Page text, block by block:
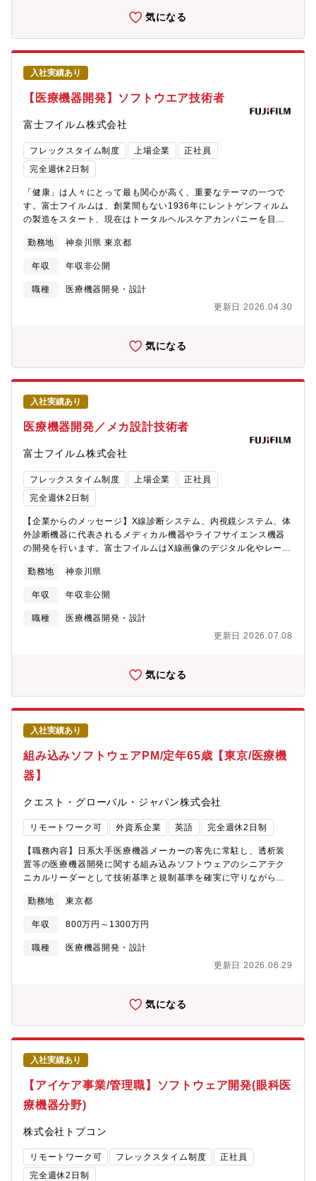
カル開発センター（2023年1月設立）での業務となりますので、
数構成：ソフト設計者 44名（派遣社員含）【働き方】■出社メイ
能■残業は20～30時間程度■転勤：当面無【同社の特徴】「国内
初・世界初」の製品を数多く生み出してきた業界のパイオニア。
他社が参入しにくい難しい製品領域に「あえて」挑戦し、形にし
た製品を通じ、多くの特許技術を取得。確実に市場マーケットが
伸びていく中で絶対的なシェア地位を獲得し続ける隠れた優良企
業
侵襲の医療機器の製品開発を医療機器メーカとともに進めていま
す。当社のレーザ、ファイバ技術等を活用し、医療機器メーカ向
けの製品の製品開発を行うとともに、医療領域における新規テー
マ探索や既存製品の販売促進のためのマーケティングも実施し、
一気通貫で事業創出を推進しています。【当課で働く魅力】医療
機器メーカに対して新しい医療機器の受託開発製造を提案してい
くCDMO事業について、事業マーケティング～製品企画～要素技
術検討～製品開発まで一気通貫した事業開発を行っており、大企
業にいながらスピード感のある事業・製品開発を経験できる。
【働き方】■時間外労働20h程度/月■テレワーク：業務状況により
フレキシブルに対応■出張：数回/月、日本全国、海外
気になる
入社実績あり
【医療機器開発】ソフトウエア技術者
富士フイルム株式会社
フレックスタイム制度 上場企業
正社員
完全週休2日制
「健康」は人々にとって最も関心が高く、重要なテーマの一つで
す。富士フイルムは、創業間もない1936年にレントゲンフィルム
の製造をスタート、現在はトータルヘルスケアカンパニーを目指
当社グループのもつ技術、製品、サービスを結集し、アンメット
メディカルニーズへの対応、医療の格差解消、医療従事者の負担
軽減、疾病予防や早期発見による医療費高騰抑制の実現を目指し
ていきます。 当社は、医療サービスへのアクセス向上に貢献す
器・サービスを世界196のすべての国に導入することを目標として
す。【募集背景】 富士フイルムでは中期経営計画
「VISION2030」において、メディカルシステム事業を成長事業
と位置づけ、積極的に投資・開発を進めています。2021年に日立
製作所の画像診断関連事業を買収し、現在富士フイルムの医療画
像撮影機器ポートフォリオとしては、「単純X線画像撮影装置(い
わゆるレントゲン)」「X線透視撮影装置」「CT装置」「MRI装
置」「(下部、上腹部)内視鏡」「超音波装置」「マンモグラフィー
装置」と、世界に類を見ない総合的なラインナップを揃えていま
す。 これらの医療機器を、昨今の最新IT・AI・IoT技術を用い
て、より使いやすい、より高性能な医療機器にすべく、ITを基軸
に各製品の抜本的な改良を進めています。医療機器の開発には、
世の中の医療をより良くしたいという熱意を持ったITエンジニア
の貢献が必要不可欠なため、同じ志を持った開発者を広く募集し
ています。【担当職務】 デジタルX線画像撮影装置、内視鏡装置
や超音波装置、マンモグラフィー装置等の、医療画像撮影装置開
発における、コンソールソフトウェア(機器制御/画像ビューア/統
合プラットフォーム等)の開発、もしくはこれら医療機器の保守サ
ポートを横断的に行うITサービスプラットフォームの開発を担当
とともに、担当製品全体のプロダクトマネージャー的な活躍も期
のような環境で開発していただきます。なお未経験分野は、OJT
で学習していただきます。・OS：Windows、Linux、Android、
院で稼働し、社会に役立っていることを体感できる・医療従事者
ムについては以下をご参照ください＞■富士フイルム グループパ
士フイルムグループ紹介https://holdings.fujifilm.com/ja/about■
富士フイルムグループの価値創造
https://ir.fujifilm.com/ja/investors/value.html＜関連技術・事業に
ついては以下をご参照ください＞■東大松尾教授×富士フイルム対
が再生されます)https://youtu.be/5mOPk5gWdQ4■REiLI -
FUJIFILM Medical AI Technology(※音声が再生されま
す)https://youtu.be/gztCSAACT8w
勤務地 神奈川県 東京都
年収 年収非公開
職種
医療機器開発・設計
更新日 2026.04.30
気になる
入社実績あり
医療機器開発／メカ設計技術者
富士フイルム株式会社
フレックスタイム制度 上場企業
正社員
完全週休2日制
【企業からのメッセージ】X線診断システム、内視鏡システム、体
外診断機器に代表されるメディカル機器やライフサイエンス機器
の開発を行います。富士フイルムはX線画像のデジタル化やレーザ
ます。これまでの開発を通じて培った診断に役立つ画作りのノウ
ハウに、センシング技術、画像処理技術、メカトロ技術、IT技術
を組合せ、医療のさまざまなニーズにこたえるソリューションの
創出を目指します。【期待する役割】医療機器の機械系技術者と
スキル、選考を通してアサイン先を決定させて頂きます。【職務
置）および超音波診断機器の装置設計・医療機器システム全体を
見渡した最適な筐体設計、熱流体設計、およびメカトロ設計など
2. 電子内視鏡システムのメカ設計（機構設計・熱流体設計・精密
加工部品設計・光学設計など）・将来の内視鏡、関連商品の実現
手段の要素開発や、商品企画から参画しての仕様策定、仕様実現
のための構造や機構の検討、試作評価、工程立ち上げまでの商品
化設計を行います。・内視鏡、制御部、関連商品などの要素開
発、商品化設計・撮像ユニットの要素開発、商品化設計3. 体外診
断・ライフサイエンス機器のシステム全体を考えた設計開発（メ
http://fujifilm.jp/business/healthcare/index.html
勤務地 神奈川県
年収 年収非公開
職種
医療機器開発・設計
更新日 2026.07.08
気になる
入社実績あり
組み込みソフトウェアPM/定年65歳【東京/医療機
器】
クエスト・グローバル・ジャパン株式会社
リモートワーク可 外資系企業 英語 完全週休2日制
【職務内容】日系大手医療機器メーカーの客先に常駐し、透析装
置等の医療機器開発に関する組み込みソフトウェアのシニアテク
ニカルリーダーとして技術基準と規制基準を確実に守りながら、
ル管理をリードします。また、オフショアのハードウェア、ソフ
トウェア、機械チームと協力して納品時のお客様満足度を確保し
ます。・顧客からの技術窓口としての対応・要件定義から製品実
現に至るまで客先とコミュニケーションをとりながら、仕様を決
ョアのハードウェア、機械チームとの連携【募集背景】医療機器
ポジションを新設することとなりました。日系大手医療機器メー
カーの顧客企業の技術対応窓（SPOC）の役割としても重要なポ
ジションです。【本ポジションの魅力】本ポジションでの経験を
経て上位職のシニアアーキテクト、さらにはプリンシパルアーキ
テクトへと進むキャリアパスがあります。また、希望により営
業、デリバリー、そしてQuest Globalの事業投資に大きな価値を
もたらす様々なリーダーシップポジションなど、他部門や他機能
における様々な役割への転身のチャンスもあります。【組織構
成】日系大手医療機器メーカーに常駐致します。【同社につい
Global Services Pte. Ltd.を親会社に持つグローバル・エンジニ
アリング・ソリューションカンパニーです。・航空機エンジン・
自動車・石油・ガス・医療機器・半導体など、様々な産業分野に
おける世界の企業に対してエンジニアリング支援を行っていま
勤務地 東京都
年収 800万円～1300万円
職種
医療機器開発・設計
更新日 2026.06.29
気になる
入社実績あり
【アイケア事業/管理職】ソフトウェア開発(眼科医
療機器分野)
株式会社トプコン
リモートワーク可 フレックスタイム制度
正社員
完全週休2日制